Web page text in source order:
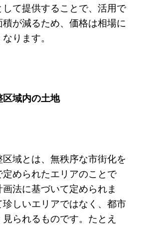
て提供することで、活用で
積が減るため、価格は相場に
ります。
域内の土地
域とは、無秩序な市街化を
められたエリアのことで
法に基づいて定められま
しいエリアではなく、都市
られるものです。たとえ